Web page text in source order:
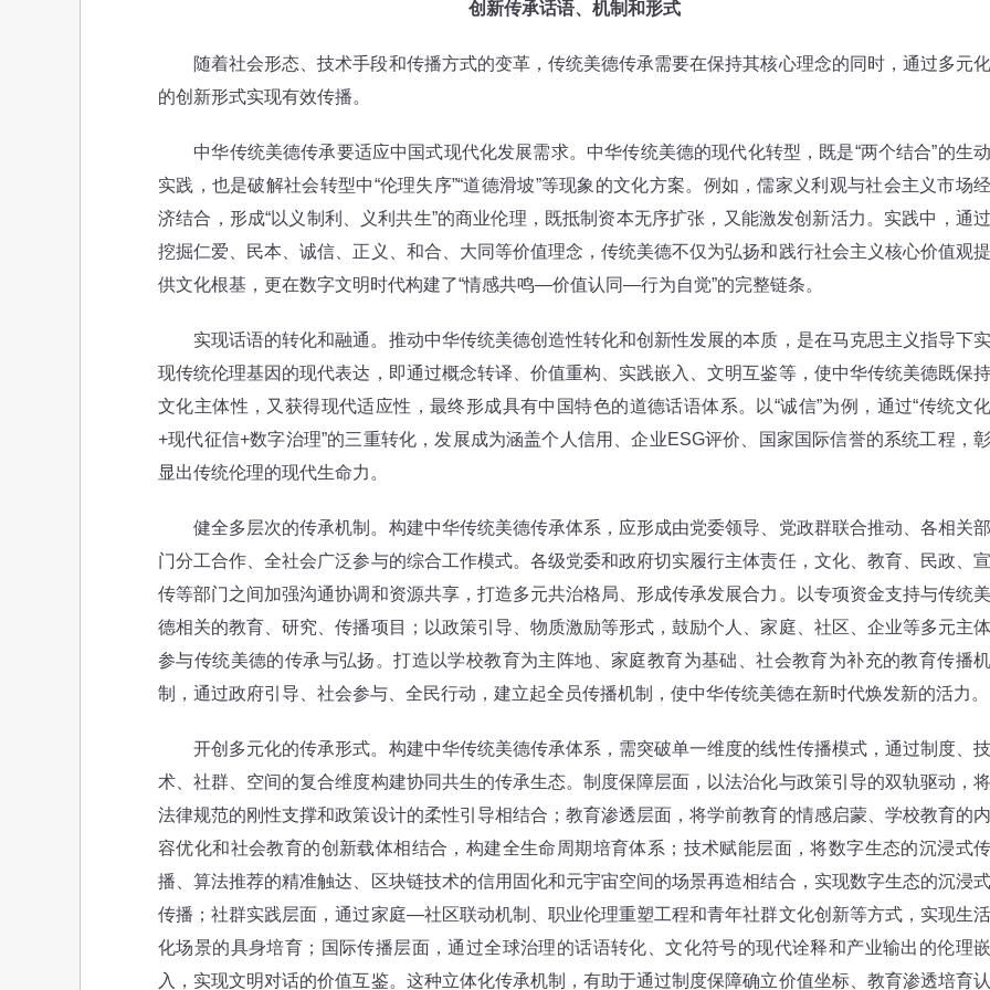
创新传承话语、机制和形式
随着社会形态、技术手段和传播方式的变革，传统美德传承需要在保持其核心理念的同时，通过多元化
的创新形式实现有效传播。
中华传统美德传承要适应中国式现代化发展需求。中华传统美德的现代化转型，既是“两个结合”的生动
实践，也是破解社会转型中“伦理失序”“道德滑坡”等现象的文化方案。例如，儒家义利观与社会主义市场经
济结合，形成“以义制利、义利共生”的商业伦理，既抵制资本无序扩张，又能激发创新活力。实践中，通过
挖掘仁爱、民本、诚信、正义、和合、大同等价值理念，传统美德不仅为弘扬和践行社会主义核心价值观提
供文化根基，更在数字文明时代构建了“情感共鸣—价值认同—行为自觉”的完整链条。
实现话语的转化和融通。推动中华传统美德创造性转化和创新性发展的本质，是在马克思主义指导下实
现传统伦理基因的现代表达，即通过概念转译、价值重构、实践嵌入、文明互鉴等，使中华传统美德既保持
文化主体性，又获得现代适应性，最终形成具有中国特色的道德话语体系。以“诚信”为例，通过“传统文化
+现代征信+数字治理”的三重转化，发展成为涵盖个人信用、企业ESG评价、国家国际信誉的系统工程，彰
显出传统伦理的现代生命力。
健全多层次的传承机制。构建中华传统美德传承体系，应形成由党委领导、党政群联合推动、各相关部
门分工合作、全社会广泛参与的综合工作模式。各级党委和政府切实履行主体责任，文化、教育、民政、宣
传等部门之间加强沟通协调和资源共享，打造多元共治格局、形成传承发展合力。以专项资金支持与传统美
德相关的教育、研究、传播项目；以政策引导、物质激励等形式，鼓励个人、家庭、社区、企业等多元主体
参与传统美德的传承与弘扬。打造以学校教育为主阵地、家庭教育为基础、社会教育为补充的教育传播机
制，通过政府引导、社会参与、全民行动，建立起全员传播机制，使中华传统美德在新时代焕发新的活力。
开创多元化的传承形式。构建中华传统美德传承体系，需突破单一维度的线性传播模式，通过制度、技
术、社群、空间的复合维度构建协同共生的传承生态。制度保障层面，以法治化与政策引导的双轨驱动，将
法律规范的刚性支撑和政策设计的柔性引导相结合；教育渗透层面，将学前教育的情感启蒙、学校教育的内
容优化和社会教育的创新载体相结合，构建全生命周期培育体系；技术赋能层面，将数字生态的沉浸式传
播、算法推荐的精准触达、区块链技术的信用固化和元宇宙空间的场景再造相结合，实现数字生态的沉浸式
传播；社群实践层面，通过家庭—社区联动机制、职业伦理重塑工程和青年社群文化创新等方式，实现生活
化场景的具身培育；国际传播层面，通过全球治理的话语转化、文化符号的现代诠释和产业输出的伦理嵌
入，实现文明对话的价值互鉴。这种立体化传承机制，有助于通过制度保障确立价值坐标、教育渗透培育认